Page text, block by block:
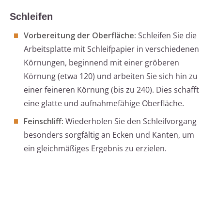
Schleifen
Vorbereitung der Oberfläche: Schleifen Sie die
Arbeitsplatte mit Schleifpapier in verschiedenen
Körnungen, beginnend mit einer gröberen
Körnung (etwa 120) und arbeiten Sie sich hin zu
einer feineren Körnung (bis zu 240). Dies schafft
eine glatte und aufnahmefähige Oberfläche.
Feinschliff: Wiederholen Sie den Schleifvorgang
besonders sorgfältig an Ecken und Kanten, um
ein gleichmäßiges Ergebnis zu erzielen.